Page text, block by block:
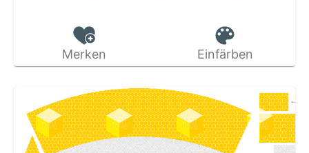
Merken Einfärben